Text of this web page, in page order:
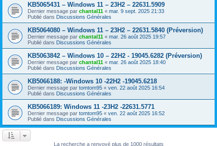
KB5065431 – Windows 11 – 23H2 – 22631.5909
Dernier message par chantal11 « mar. 9 sept. 2025 21:33
Publié dans Discussions Générales
KB5064080 – Windows 11 – 23H2 – 22631.5840 (Préversion)
Dernier message par chantal11 « mar. 26 août 2025 19:57
Publié dans Discussions Générales
KB5063842 – Windows 10 – 22H2 - 19045.6282 (Préversion)
Dernier message par chantal11 « mar. 26 août 2025 18:40
Publié dans Discussions Générales
KB5066188: -Windows 10 -22H2 -19045.6218
Dernier message par tomtom95 « ven. 22 août 2025 16:54
Publié dans Discussions Générales
KB5066189: Windows 11 -23H2 -22631.5771
Dernier message par tomtom95 « ven. 22 août 2025 16:52
Publié dans Discussions Générales
La recherche a renvoyé plus de 1000 résultats